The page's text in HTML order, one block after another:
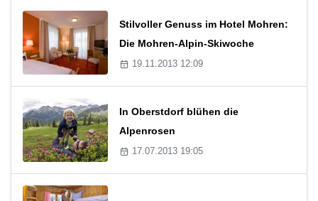
Stilvoller Genuss im Hotel Mohren:
Die Mohren-Alpin-Skiwoche
19.11.2013 12:09
In Oberstdorf blühen die
Alpenrosen
17.07.2013 19:05